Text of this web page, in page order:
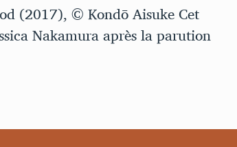
(2017), © Kondō Aisuke Cet
Nakamura après la parution